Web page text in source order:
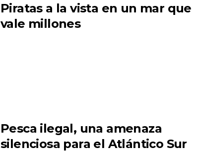
Piratas a la vista en un mar que
vale millones
Pesca ilegal, una amenaza
silenciosa para el Atlántico Sur